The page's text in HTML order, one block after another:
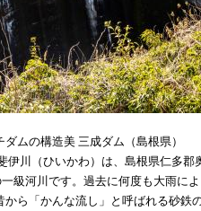
ムの構造美 三成ダム（島根県）
川（ひいかわ）は、島根県仁多郡
級河川です。過去に何度も大雨に
ら「かんな流し」と呼ばれる砂鉄